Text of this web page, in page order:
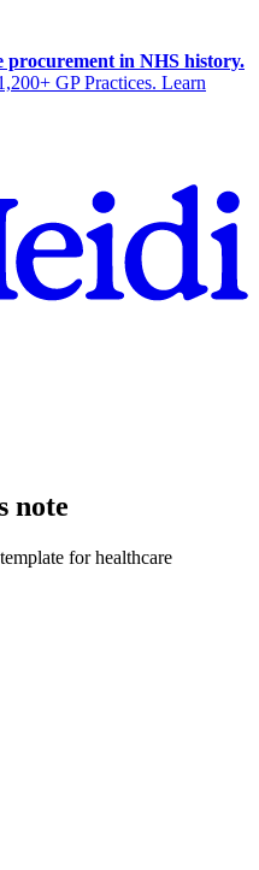
procurement in NHS history.
GP Practices. Learn
note
for healthcare